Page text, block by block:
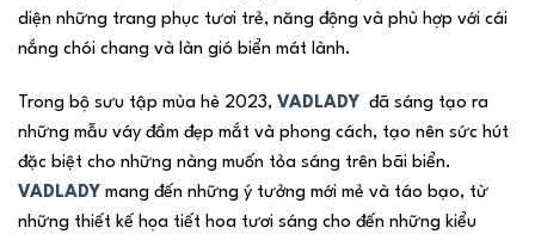
diện những trang phục tươi trẻ, năng động và phù hợp với cái
nắng chói chang và làn gió biển mát lành.
Trong bộ sưu tập mùa hè 2023, VADLADY đã sáng tạo ra
những mẫu váy đầm đẹp mắt và phong cách, tạo nên sức hút
đặc biệt cho những nàng muốn tỏa sáng trên bãi biển.
VADLADY mang đến những ý tưởng mới mẻ và táo bạo, từ
những thiết kế họa tiết hoa tươi sáng cho đến những kiểu